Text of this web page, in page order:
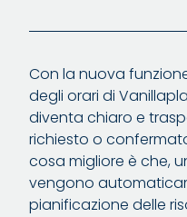
Con la nuova
degli orari di
diventa chiaro e
richiesto o
cosa migliore è che,
vengono
pianificazione delle